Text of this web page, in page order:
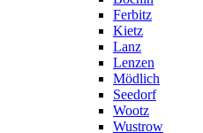
Ferbitz
Kietz
Lanz
Lenzen
Mödlich
Seedorf
Wootz
Wustrow